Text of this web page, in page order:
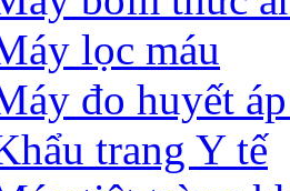
lọc máu
đo huyết
trang Y tế